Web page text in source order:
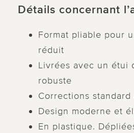
Détails concernant
Format pliable pour
réduit
Livrées avec un étui
robuste
Corrections standard
Design moderne et
En plastique.